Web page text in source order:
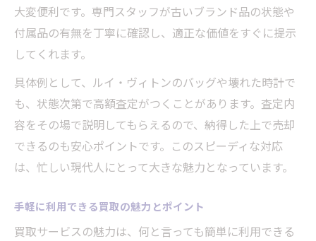
大変便利です。専門スタッフが古いブランド品の状態や
付属品の有無を丁寧に確認し、適正な価値をすぐに提示
してくれます。
具体例として、ルイ・ヴィトンのバッグや壊れた時計で
も、状態次第で高額査定がつくことがあります。査定内
容をその場で説明してもらえるので、納得した上で売却
できるのも安心ポイントです。このスピーディな対応
は、忙しい現代人にとって大きな魅力となっています。
手軽に利用できる買取の魅力とポイント
買取サービスの魅力は、何と言っても簡単に利用できる